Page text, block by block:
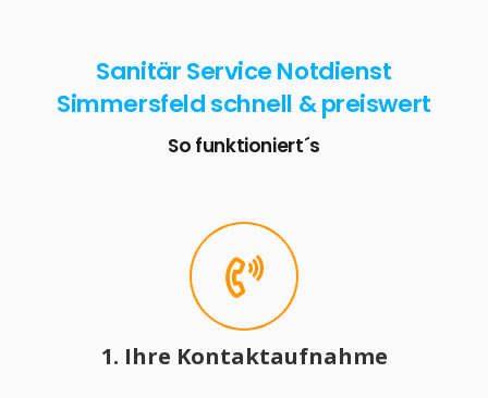
Sanitär Service Notdienst
Simmersfeld schnell & preiswert
So funktioniert´s
1. Ihre Kontaktaufnahme